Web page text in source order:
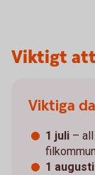
Viktigt
Viktiga
1 juli –
1 augusti